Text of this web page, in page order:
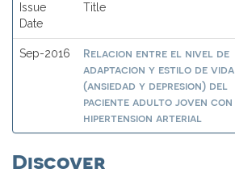
Issue
Date
Title
Sep-2016
Relacion entre el nivel de
adaptacion y estilo de vida
(ansiedad y depresion) del
paciente adulto joven con
hipertension arterial
Discover